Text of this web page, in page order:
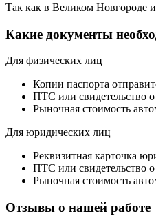
Так как в Великом Новгороде и
Какие документы
Для физических лиц
Копии паспорта
ПТС или свидетельство
Рыночная стоимость
Для юридических лиц
Реквизитная карточка
ПТС или свидетельство
Рыночная стоимость
Отзывы о нашей работе